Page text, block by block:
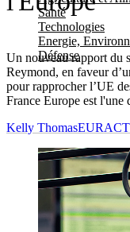
Santé
Technologies
Energie,
Défense
Un nouveau rapport du
Reymond, en faveur
pour rapprocher l’UE
France Europe est l'une
Kelly Thomas